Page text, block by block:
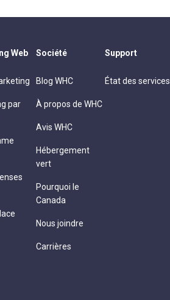
Web
par
Société
Blog WHC
À propos de WHC
Avis WHC
Hébergement
vert
Pourquoi le
Canada
Nous joindre
Carrières
Support
État des services